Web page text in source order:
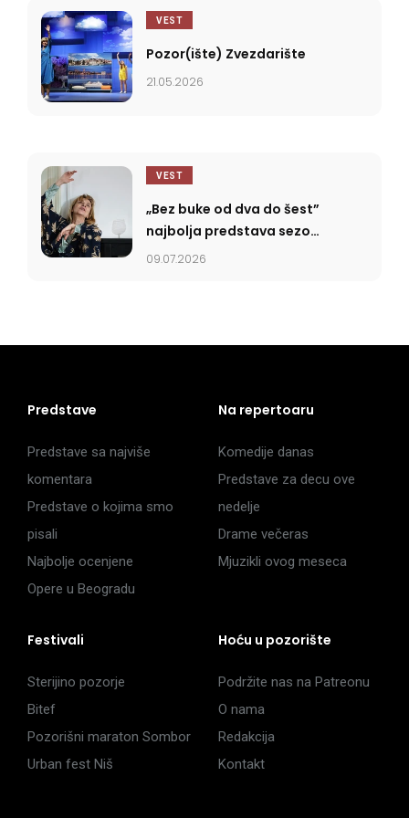
VEST
Pozor(ište) Zvezdarište
21.05.2026
VEST
„Bez buke od dva do šest”
najbolja predstava sezone
2025/2026
09.07.2026
Predstave
Predstave sa najviše
komentara
Predstave o kojima smo
pisali
Najbolje ocenjene
Opere u Beogradu
Na repertoaru
Komedije danas
Predstave za decu ove
nedelje
Drame večeras
Mjuzikli ovog meseca
Festivali
Sterijino pozorje
Bitef
Pozorišni maraton Sombor
Urban fest Niš
Hoću u pozorište
Podržite nas na Patreonu
O nama
Redakcija
Kontakt